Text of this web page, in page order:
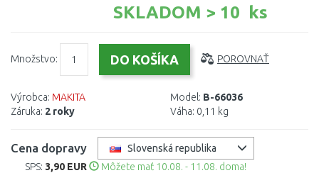
SKLADOM > 10 ks
Množstvo: POROVNAŤ
Výrobca: MAKITA
Záruka: 2 roky
Model: B-66036
Váha: 0,11 kg
Cena dopravy
Slovenská republika
SPS: 3,90 EUR
Môžete mať 10.08. - 11.08. doma!